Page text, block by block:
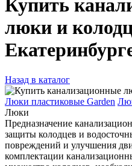
Купить
люки и
Назад в каталог
Люки пластиковые Garden
Люки
Предназначение
защиты колодцев и
повреждений и улучшения
комплектации